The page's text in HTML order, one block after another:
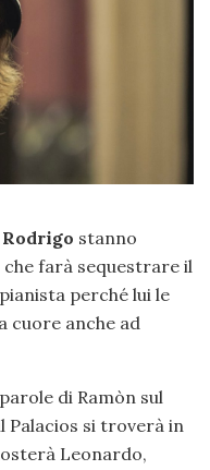
Rodrigo stanno
farà sequestrare il
perché lui le
cuore anche ad
di Ramòn sul
Palacios si troverà in
Leonardo,